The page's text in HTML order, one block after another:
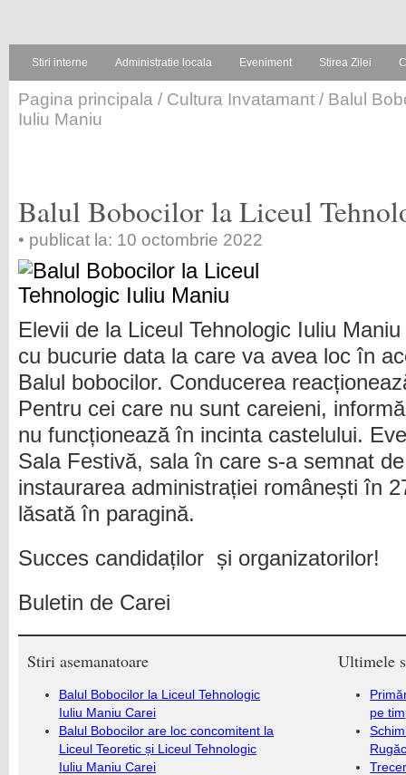
Stiri interne Administratie locala Eveniment Stirea Zilei
Pagina principala / Cultura Invatamant / Balul
Iuliu Maniu
Balul Bobocilor la Liceul
• publicat la: 10 octombrie 2022
Elevii de la Liceul Tehnologic Iuliu
cu bucurie data la care va avea loc în
Balul bobocilor. Conducerea
Pentru cei care nu sunt careieni,
nu funcționează în incinta castelului.
Sala Festivă, sala în care s-a semnat
instaurarea administrației românești în
lăsată în paragină.
Succes candidaților și organizatorilor!
Buletin de Carei
Stiri asemanatoare
Balul Bobocilor la Liceul Tehnologic
Iuliu Maniu Carei
Balul Bobocilor are loc concomitent la
Liceul Teoretic și Liceul Tehnologic
Iuliu Maniu Carei
Ultimele
pe